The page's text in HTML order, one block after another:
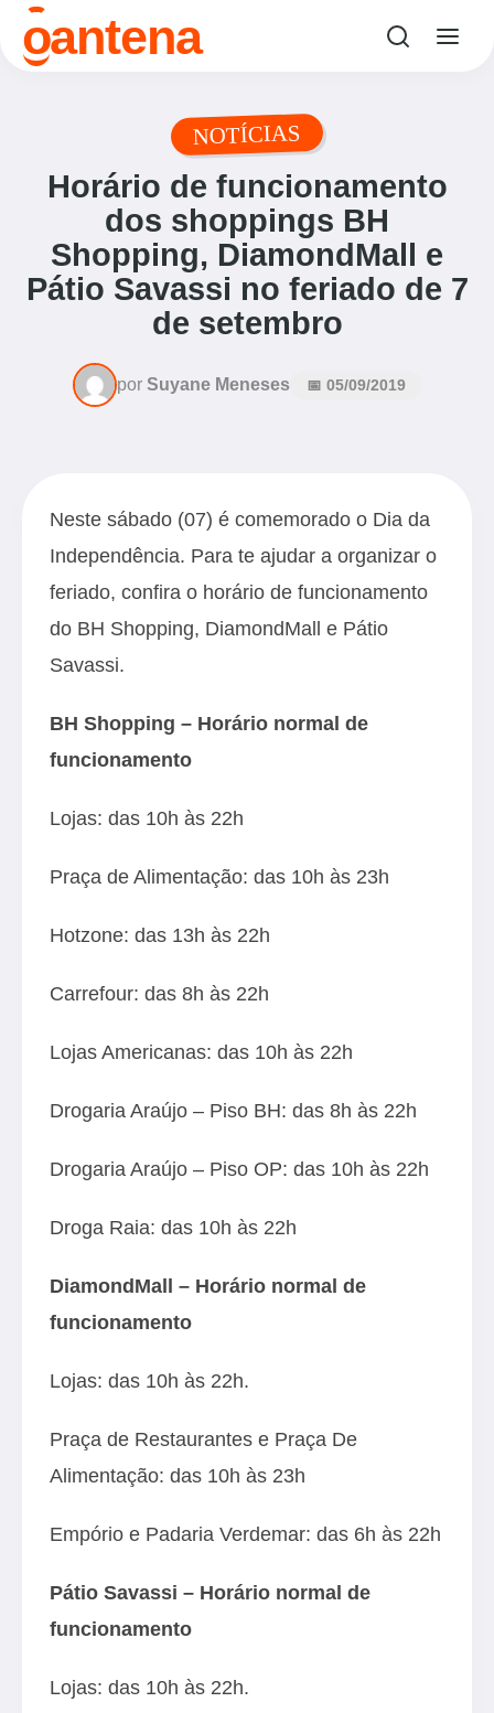
oantena
NOTÍCIAS
Horário de funcionamento
dos shoppings BH
Shopping, DiamondMall e
Pátio Savassi no feriado de 7
de setembro
por Suyane Meneses 📅 05/09/2019
Neste sábado (07) é comemorado o Dia da
Independência. Para te ajudar a organizar o
feriado, confira o horário de funcionamento
do BH Shopping, DiamondMall e Pátio
Savassi.
BH Shopping – Horário normal de
funcionamento
Lojas: das 10h às 22h
Praça de Alimentação: das 10h às 23h
Hotzone: das 13h às 22h
Carrefour: das 8h às 22h
Lojas Americanas: das 10h às 22h
Drogaria Araújo – Piso BH: das 8h às 22h
Drogaria Araújo – Piso OP: das 10h às 22h
Droga Raia: das 10h às 22h
DiamondMall – Horário normal de
funcionamento
Lojas: das 10h às 22h.
Praça de Restaurantes e Praça De
Alimentação: das 10h às 23h
Empório e Padaria Verdemar: das 6h às 22h
Pátio Savassi – Horário normal de
funcionamento
Lojas: das 10h às 22h.